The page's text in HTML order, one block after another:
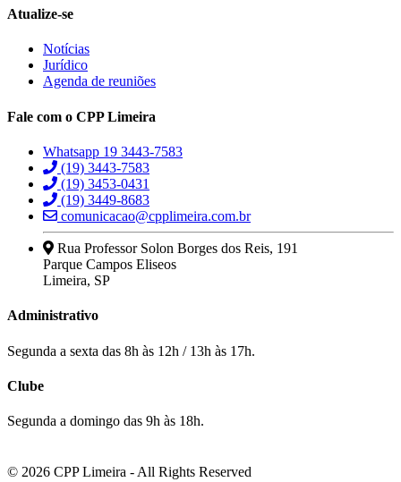
Atualize-se
Notícias
Jurídico
Agenda de reuniões
Fale com o CPP Limeira
Whatsapp 19 3443-7583
(19) 3443-7583
(19) 3453-0431
(19) 3449-8683
comunicacao@cpplimeira.com.br
Rua Professor Solon Borges dos Reis, 191
Parque Campos Eliseos
Limeira, SP
Administrativo
Segunda a sexta das 8h às 12h / 13h às 17h.
Clube
Segunda a domingo das 9h às 18h.
© 2026 CPP Limeira - All Rights Reserved